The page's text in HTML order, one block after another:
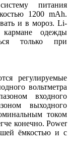
питания
1200 mAh.
и в мороз. Li-
одежды
только при
регулируемые
вольтметра
входного
выходного
током
конечно. Power
ёмкостью и с